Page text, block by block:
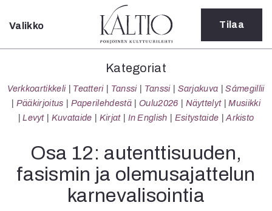
Sulje
Kategoriat
Verkkoartikkeli
Teatteri
Tanssi
Sarjakuva
Sámegillii
Pääkirjoitus
Paperilehdestä
Oulu2026
Valikko Tilaa
Kategoriat
Verkkoartikkeli Teatteri Tanssi Tanssi Sarjakuva
Sámegillii
Pääkirjoitus
Paperilehdestä Oulu2026 Näyttelyt
Musiikki
Levyt
Kuvataide Kirjat In English Esitystaide Arkisto
Osa 12: autenttisuuden,
fasismin ja olemusajattelun
karnevalisointia